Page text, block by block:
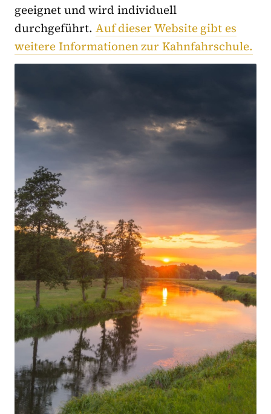
geeignet und wird individuell
durchgeführt. Auf dieser Website gibt es
weitere Informationen zur Kahnfahrschule.